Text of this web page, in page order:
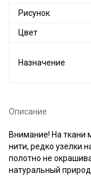
Рисунок
Цвет
Назначение
Описание
Внимание! На ткани
нити, редко узелки
полотно не
натуральный
Секретная